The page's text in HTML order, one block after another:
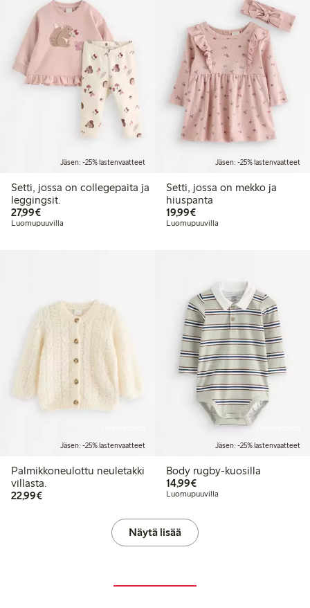
Jäsen: -25% lastenvaatteet
Setti, jossa on collegepaita ja
leggingsit.
27,99€27,99 €
Luomupuuvilla
Jäsen: -25% lastenvaatteet
Setti, jossa on mekko ja
hiuspanta
19,99€19,99 €
Luomupuuvilla
Jäsen: -25% lastenvaatteet
Palmikkoneulottu neuletakki
villasta.
22,99€22,99 €
Jäsen: -25% lastenvaatteet
Body rugby-kuosilla
14,99€14,99 €
Luomupuuvilla
Näytä lisää